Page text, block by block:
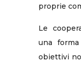
proprie
Le
una
obiettivi